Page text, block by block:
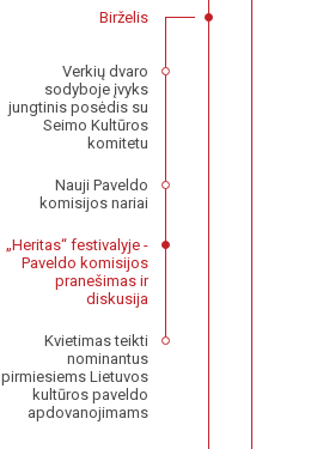
Birželis
Verkių dvaro
sodyboje įvyks
jungtinis posėdis su
Seimo Kultūros
komitetu
Nauji Paveldo
komisijos nariai
„Heritas“ festivalyje -
Paveldo komisijos
pranešimas ir
diskusija
Kvietimas teikti
nominantus
pirmiesiems Lietuvos
kultūros paveldo
apdovanojimams